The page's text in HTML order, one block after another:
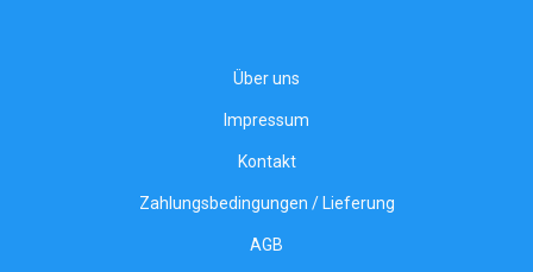
Über uns
Impressum
Kontakt
Zahlungsbedingungen / Lieferung
AGB